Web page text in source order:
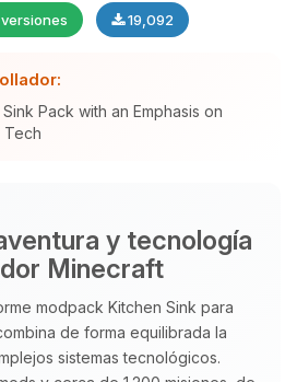
19,092
Pack with an Emphasis on
Tech
y tecnología
Minecraft
modpack Kitchen Sink para
de forma equilibrada la
sistemas tecnológicos.
alguien con quien
Choupy, tu pequeno
03:05